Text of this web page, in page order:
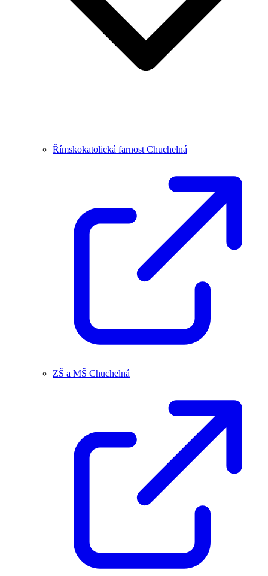
Římskokatolická farnost Chuchelná
ZŠ a MŠ Chuchelná